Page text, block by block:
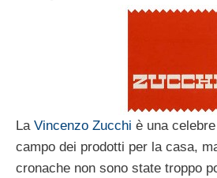
La Vincenzo Zucchi è una
campo dei prodotti per la casa,
cronache non sono state troppo